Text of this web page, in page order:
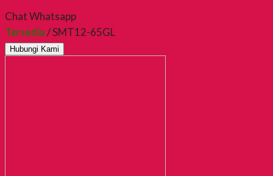
Chat Whatsapp
Tersedia/ SMT12-65GL
Hubungi Kami